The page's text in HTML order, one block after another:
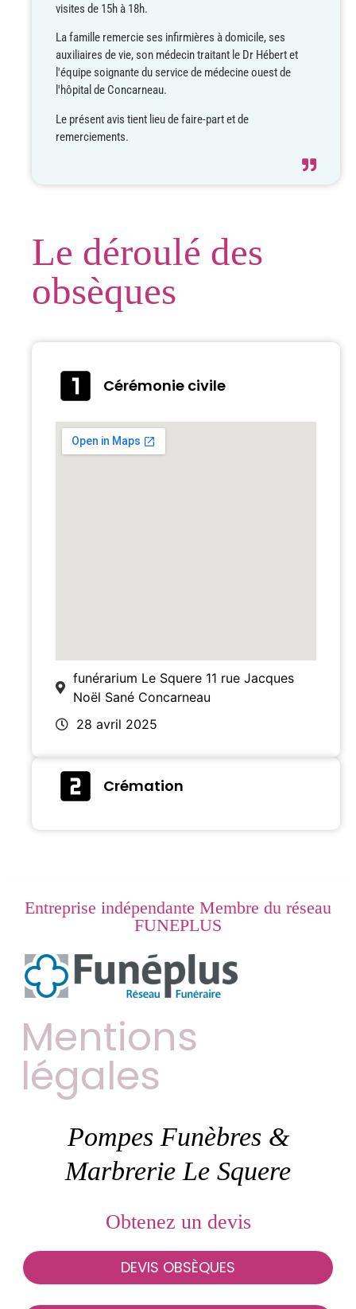
visites de 15h à 18h.
La famille remercie ses infirmières à domicile, ses
auxiliaires de vie, son médecin traitant le Dr Hébert et
l'équipe soignante du service de médecine ouest de
l'hôpital de Concarneau.
Le présent avis tient lieu de faire-part et de
remerciements.
Le déroulé des
obsèques
Cérémonie civile
funérarium Le Squere 11 rue Jacques
Noël Sané Concarneau
28 avril 2025
Crémation
Entreprise indépendante Membre du réseau
FUNEPLUS
Mentions
légales
Pompes Funèbres &
Marbrerie Le Squere
Obtenez un devis
DEVIS OBSÈQUES